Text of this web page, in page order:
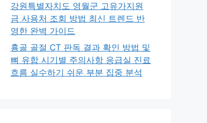
강원특별자치도 영월군 고유가지원
금 사용처 조회 방법 최신 트렌드 반
영한 완벽 가이드
흉골 골절 CT 판독 결과 확인 방법 및
뼈 유합 시기별 주의사항 응급실 진료
흐름 실수하기 쉬운 부분 집중 분석